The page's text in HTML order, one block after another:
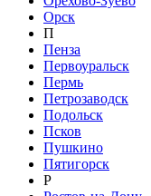
Орск
П
Пенза
Первоуральск
Пермь
Петрозаводск
Подольск
Псков
Пушкино
Пятигорск
Р